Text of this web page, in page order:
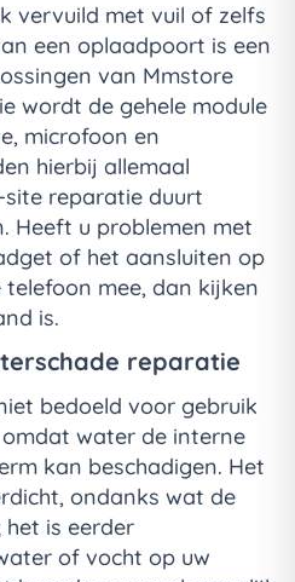
vervuild met vuil of zelfs
een oplaadpoort is een
van Mmstore
wordt de gehele module
microfoon en
hierbij allemaal
site reparatie duurt
Heeft u problemen met
of het aansluiten op
mee, dan kijken
is.
reparatie
bedoeld voor gebruik
water de interne
kan beschadigen. Het
ondanks wat de
is eerder
of vocht op uw